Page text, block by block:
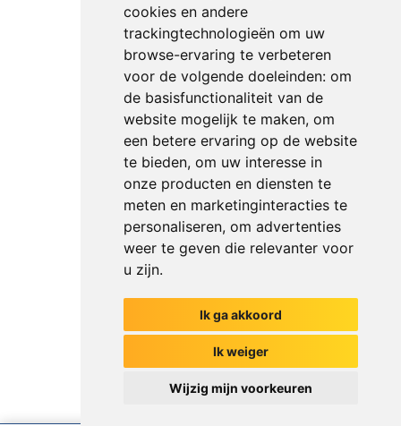
cookies en andere
trackingtechnologieën om uw
browse-ervaring te verbeteren
voor de volgende doeleinden: om
de basisfunctionaliteit van de
website mogelijk te maken, om
een betere ervaring op de website
te bieden, om uw interesse in
onze producten en diensten te
meten en marketinginteracties te
personaliseren, om advertenties
weer te geven die relevanter voor
u zijn.
Ik ga akkoord
Ik weiger
Wijzig mijn voorkeuren
Het begin van jouw gesprek
Chat met ons